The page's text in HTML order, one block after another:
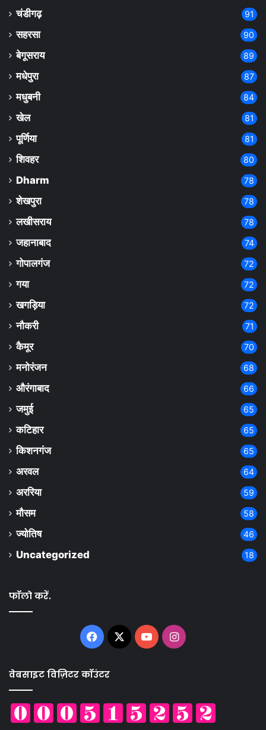
चंडीगढ़ 91
सहरसा 90
बेगूसराय 89
मधेपुरा 87
मधुबनी 84
खेल 81
पूर्णिया 81
शिवहर 80
Dharm 78
शेखपुरा 78
लखीसराय 78
जहानाबाद 74
गोपालगंज 72
गया 72
खगड़िया 72
नौकरी 71
कैमूर 70
मनोरंजन 68
औरंगाबाद 66
जमुई 65
कटिहार 65
किशनगंज 65
अरवल 64
अररिया 59
मौसम 58
ज्योतिष 46
Uncategorized 18
फॉलो करें.
Facebook
X YouTubeInstagram
वेबसाइट विज़िटर कॉउंटर